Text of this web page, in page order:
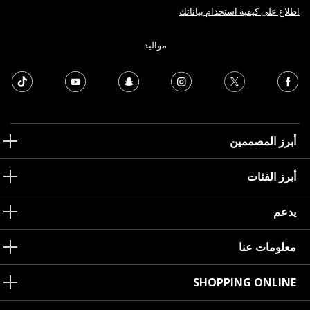
اطلاع على كيفية استخدام بياناتك
مواليد
أبرز المصممين
أبرز الفئات
يدعم
معلومات عنا
SHOPPING ONLINE